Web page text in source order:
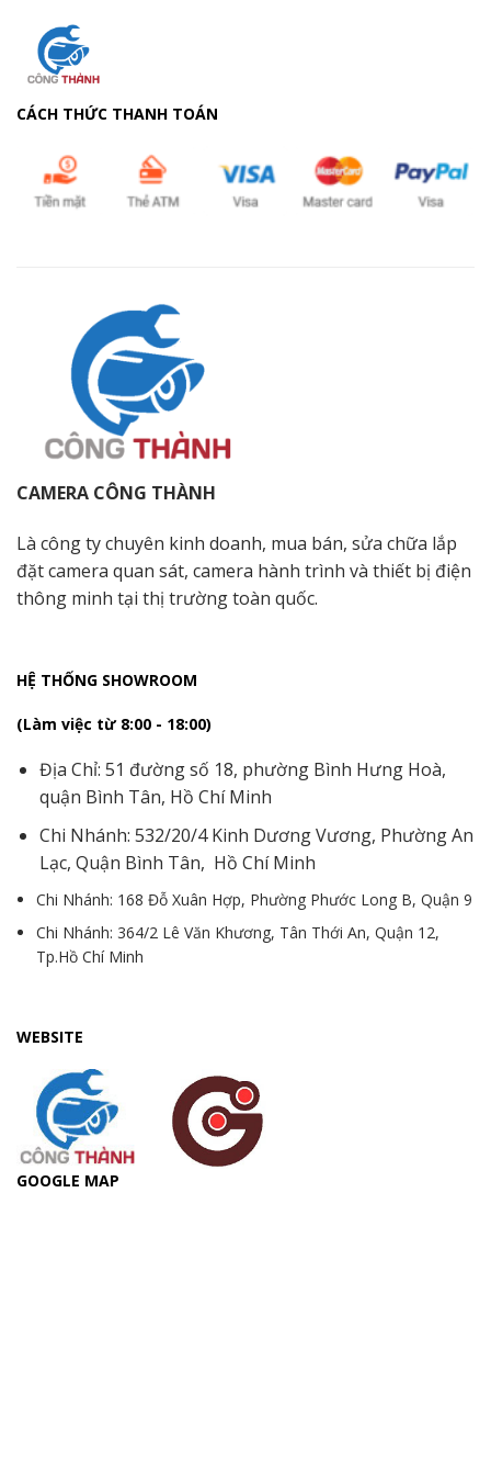
CÁCH THỨC THANH TOÁN
CAMERA CÔNG THÀNH
Là công ty chuyên kinh doanh, mua bán, sửa chữa lắp
đặt camera quan sát, camera hành trình và thiết bị điện
thông minh tại thị trường toàn quốc.
HỆ THỐNG SHOWROOM
(Làm việc từ 8:00 - 18:00)
Địa Chỉ: 51 đường số 18, phường Bình Hưng Hoà,
quận Bình Tân, Hồ Chí Minh
Chi Nhánh: 532/20/4 Kinh Dương Vương, Phường An
Lạc, Quận Bình Tân, Hồ Chí Minh
Chi Nhánh: 168 Đỗ Xuân Hợp, Phường Phước Long B, Quận 9
Chi Nhánh: 364/2 Lê Văn Khương, Tân Thới An, Quận 12,
Tp.Hồ Chí Minh
WEBSITE
GOOGLE MAP